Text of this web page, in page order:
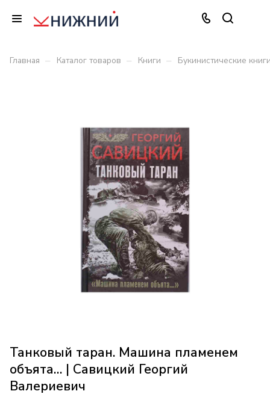
Главная – Каталог товаров – Книги – Букинистические
Танковый таран. Машина пламенем
объята… | Савицкий Георгий
Валериевич